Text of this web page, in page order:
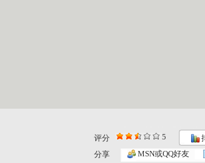
评分 5
分享
MSN或QQ好友